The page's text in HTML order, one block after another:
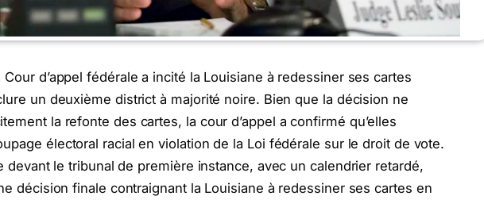
d’appel fédérale a incité la Louisiane à redessiner ses cartes
un deuxième district à majorité noire. Bien que la décision ne
la refonte des cartes, la cour d’appel a confirmé qu’elles
électoral racial en violation de la Loi fédérale sur le droit de vote.
devant le tribunal de première instance, avec un calendrier retardé,
décision finale contraignant la Louisiane à redessiner ses cartes en